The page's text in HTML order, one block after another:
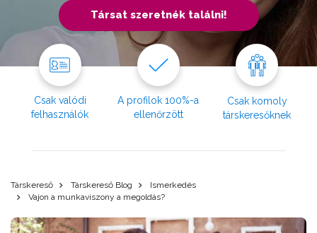
Társat szeretnék találni!
Csak valódi
felhasználók
A profilok 100%-a
ellenőrzött
Csak komoly
társkeresőknek
Társkereső Társkereső Blog
Ismerkedés
Vajon a munkaviszony a megoldás?